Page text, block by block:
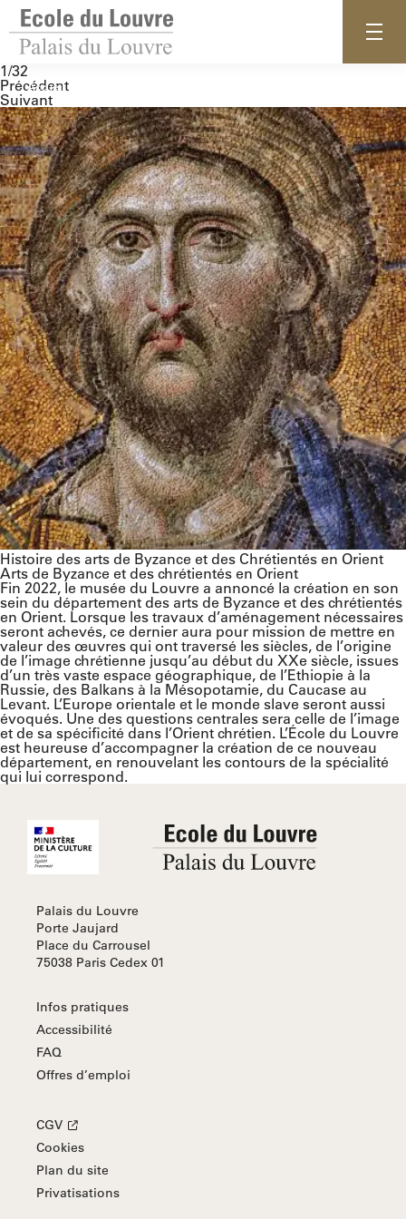
Accueil
1/32
Précédent
Suivant
Histoire des arts de Byzance et des Chrétientés en Orient
Arts de Byzance et des chrétientés en Orient
Fin 2022, le musée du Louvre a annoncé la création en son
sein du département des arts de Byzance et des chrétientés
en Orient. Lorsque les travaux d’aménagement nécessaires
seront achevés, ce dernier aura pour mission de mettre en
valeur des œuvres qui ont traversé les siècles, de l’origine
de l’image chrétienne jusqu’au début du XXe siècle, issues
d’un très vaste espace géographique, de l’Ethiopie à la
Russie, des Balkans à la Mésopotamie, du Caucase au
Levant. L’Europe orientale et le monde slave seront aussi
évoqués. Une des questions centrales sera celle de l’image
et de sa spécificité dans l’Orient chrétien. L’École du Louvre
est heureuse d’accompagner la création de ce nouveau
département, en renouvelant les contours de la spécialité
qui lui correspond.
Palais du Louvre
Porte Jaujard
Place du Carrousel
75038 Paris Cedex 01
Infos pratiques
Accessibilité
FAQ
Offres d’emploi
CGV
Cookies
Plan du site
Privatisations